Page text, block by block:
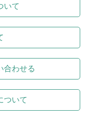
いて
合わせる
ついて